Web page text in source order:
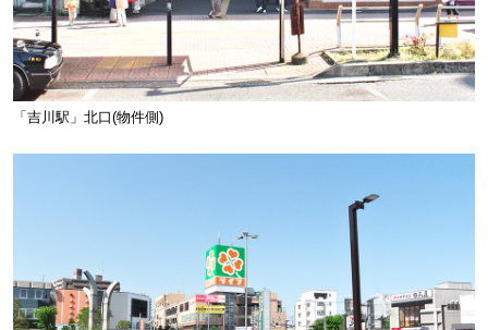
「吉川駅」北口(物件側)